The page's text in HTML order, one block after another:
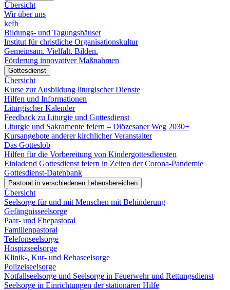
Übersicht
Wir über uns
kefb
Bildungs- und Tagungshäuser
Institut für christliche Organisationskultur
Gemeinsam. Vielfalt. Bilden.
Förderung innovativer Maßnahmen
Gottesdienst
Übersicht
Kurse zur Ausbildung liturgischer Dienste
Hilfen und Informationen
Liturgischer Kalender
Feedback zu Liturgie und Gottesdienst
Liturgie und Sakramente feiern – Diözesaner Weg 2030+
Kursangebote anderer kirchlicher Veranstalter
Das Gotteslob
Hilfen für die Vorbereitung von Kindergottesdiensten
Einladend Gottesdienst feiern in Zeiten der Corona-Pandemie
Gottesdienst-Datenbank
Pastoral in verschiedenen Lebensbereichen
Übersicht
Seelsorge für und mit Menschen mit Behinderung
Gefängnisseelsorge
Paar- und Ehepastoral
Familienpastoral
Telefonseelsorge
Hospizseelsorge
Klinik-, Kur- und Rehaseelsorge
Polizeiseelsorge
Notfallseelsorge und Seelsorge in Feuerwehr und Rettungsdienst
Seelsorge in Einrichtungen der stationären Hilfe